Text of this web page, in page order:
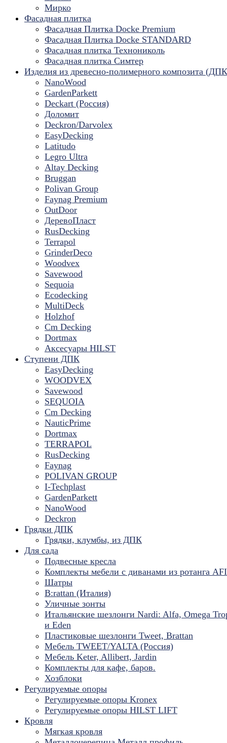
Мирко
Фасадная плитка
Фасадная Плитка Docke Premium
Фасадная Плитка Docke STANDARD
Фасадная плитка Технониколь
Фасадная плитка Симтер
Изделия из древесно-полимерного композита
NanoWood
GardenParkett
Deckart (Россия)
Доломит
Deckron/Darvolex
EasyDecking
Latitudo
Legro Ultra
Altay Decking
Bruggan
Polivan Group
Faynag Premium
OutDoor
ДеревоПласт
RusDecking
Terrapol
GrinderDeco
Woodvex
Savewood
Sequoia
Ecodecking
MultiDeck
Holzhof
Cm Decking
Dortmax
Аксесуары HILST
Ступени ДПК
EasyDecking
WOODVEX
Savewood
SEQUOIA
Cm Decking
NauticPrime
Dortmax
TERRAPOL
RusDecking
Faynag
POLIVAN GROUP
I-Techplast
GardenParkett
NanoWood
Deckron
Грядки ДПК
Грядки, клумбы, из ДПК
Для сада
Подвесные кресла
Комплекты мебели с диванами из ротанга
Шатры
B:rattan (Италия)
Уличные зонты
Итальянские шезлонги Nardi: Alfa, Omega
и Eden
Пластиковые шезлонги Tweet, Brattan
Мебель TWEET/YALTA (Россия)
Мебель Keter, Allibert, Jardin
Комплекты для кафе, баров.
Хозблоки
Регулируемые опоры
Регулируемые опоры Kronex
Регулируемые опоры HILST LIFT
Кровля
Мягкая кровля